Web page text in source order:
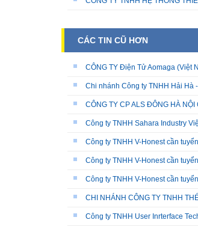
CÁC TIN CŨ HƠN
CÔNG TY Điện Tử Aomaga (Việt
Chi nhánh Công ty TNHH Hải Hà
CÔNG TY CP ALS ĐÔNG HÀ
Công ty TNHH Sahara Industry
Công ty TNHH V-Honest cần
Công ty TNHH V-Honest cần
Công ty TNHH V-Honest cần
CHI NHÁNH CÔNG TY TNHH
Công ty TNHH User Inrterface